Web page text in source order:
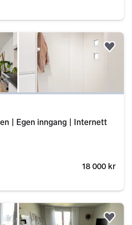
| Egen inngang | Internett
18 000 kr